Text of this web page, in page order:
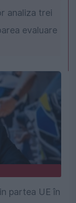
analiza trei
evaluare
partea UE în